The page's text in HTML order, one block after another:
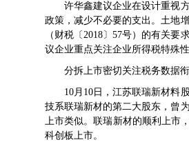
许华鑫建议企业在设计重视方
政策，减少不必要的支出。土地
（财税〔2018〕57号）的有关
议企业重点关注企业所得税特殊
分拆上市密切关注税务数据
10月10日，江苏联瑞新材料股
技系联瑞新材的第二大股东，曾
上市类似。联瑞新材的顺利上市
科创板上市。